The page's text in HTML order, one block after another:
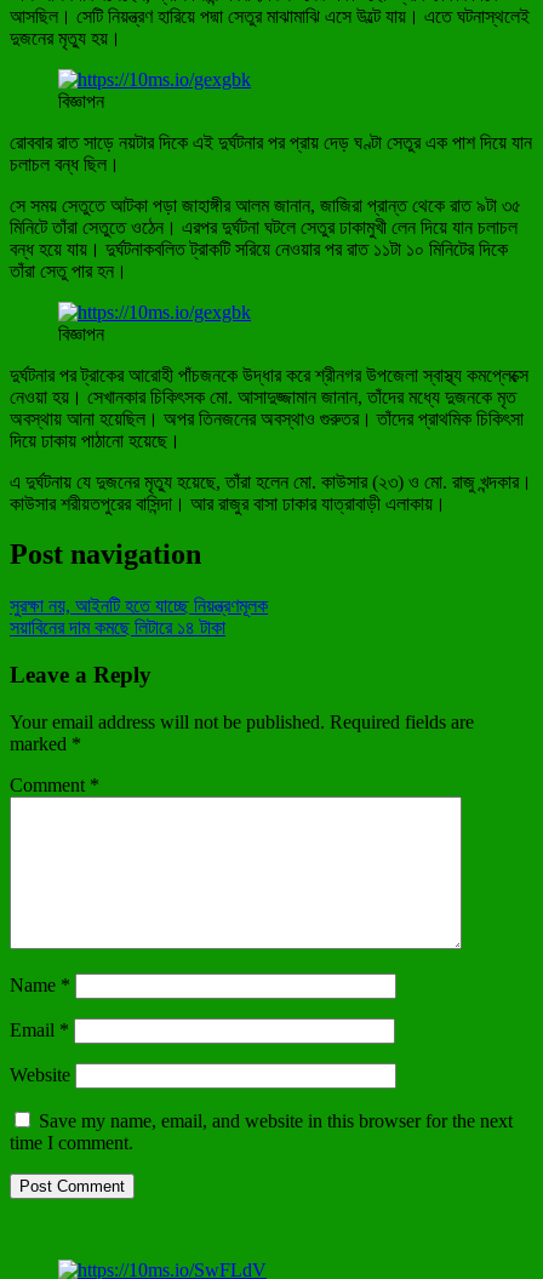
আসছিল। সেটি নিয়ন্ত্রণ হারিয়ে পদ্মা সেতুর মাঝামাঝি এসে উল্টে যায়। এতে ঘটনাস্থলেই
দুজনের মৃত্যু হয়।
বিজ্ঞাপন
রোববার রাত সাড়ে নয়টার দিকে এই দুর্ঘটনার পর প্রায় দেড় ঘণ্টা সেতুর এক পাশ দিয়ে যান
চলাচল বন্ধ ছিল।
সে সময় সেতুতে আটকা পড়া জাহাঙ্গীর আলম জানান, জাজিরা প্রান্ত থেকে রাত ৯টা ৩৫
মিনিটে তাঁরা সেতুতে ওঠেন। এরপর দুর্ঘটনা ঘটলে সেতুর ঢাকামুখী লেন দিয়ে যান চলাচল
বন্ধ হয়ে যায়। দুর্ঘটনাকবলিত ট্রাকটি সরিয়ে নেওয়ার পর রাত ১১টা ১০ মিনিটের দিকে
তাঁরা সেতু পার হন।
বিজ্ঞাপন
দুর্ঘটনার পর ট্রাকের আরোহী পাঁচজনকে উদ্ধার করে শ্রীনগর উপজেলা স্বাস্থ্য কমপ্লেক্সে
নেওয়া হয়। সেখানকার চিকিৎসক মো. আসাদুজ্জামান জানান, তাঁদের মধ্যে দুজনকে মৃত
অবস্থায় আনা হয়েছিল। অপর তিনজনের অবস্থাও গুরুতর। তাঁদের প্রাথমিক চিকিৎসা
দিয়ে ঢাকায় পাঠানো হয়েছে।
এ দুর্ঘটনায় যে দুজনের মৃত্যু হয়েছে, তাঁরা হলেন মো. কাউসার (২৩) ও মো. রাজু খন্দকার।
কাউসার শরীয়তপুরের বাসিন্দা। আর রাজুর বাসা ঢাকার যাত্রাবাড়ী এলাকায়।
Post navigation
সুরক্ষা নয়, আইনটি হতে যাচ্ছে নিয়ন্ত্রণমূলক
সয়াবিনের দাম কমছে লিটারে ১৪ টাকা
Leave a Reply
Your email address will not be published. Required fields are
marked *
Comment *
Name *
Email *
Website
Save my name, email, and website in this browser for the next
time I comment.